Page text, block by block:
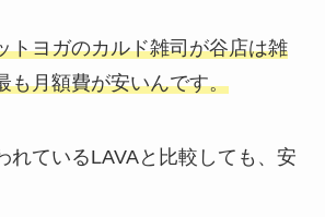
トヨガのカルド雑司が谷店は雑
も月額費が安いんです。
れているLAVAと比較しても、安